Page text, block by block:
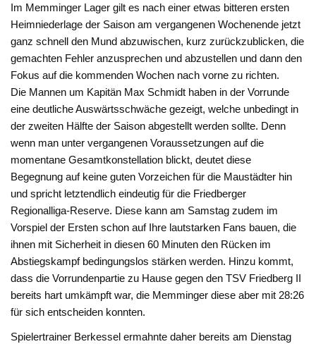
Im Memminger Lager gilt es nach einer etwas bitteren ersten
Heimniederlage der Saison am vergangenen Wochenende jetzt
ganz schnell den Mund abzuwischen, kurz zurückzublicken, die
gemachten Fehler anzusprechen und abzustellen und dann den
Fokus auf die kommenden Wochen nach vorne zu richten.
Die Mannen um Kapitän Max Schmidt haben in der Vorrunde
eine deutliche Auswärtsschwäche gezeigt, welche unbedingt in
der zweiten Hälfte der Saison abgestellt werden sollte. Denn
wenn man unter vergangenen Voraussetzungen auf die
momentane Gesamtkonstellation blickt, deutet diese
Begegnung auf keine guten Vorzeichen für die Maustädter hin
und spricht letztendlich eindeutig für die Friedberger
Regionalliga-Reserve. Diese kann am Samstag zudem im
Vorspiel der Ersten schon auf Ihre lautstarken Fans bauen, die
ihnen mit Sicherheit in diesen 60 Minuten den Rücken im
Abstiegskampf bedingungslos stärken werden. Hinzu kommt,
dass die Vorrundenpartie zu Hause gegen den TSV Friedberg II
bereits hart umkämpft war, die Memminger diese aber mit 28:26
für sich entscheiden konnten.
Spielertrainer Berkessel ermahnte daher bereits am Dienstag